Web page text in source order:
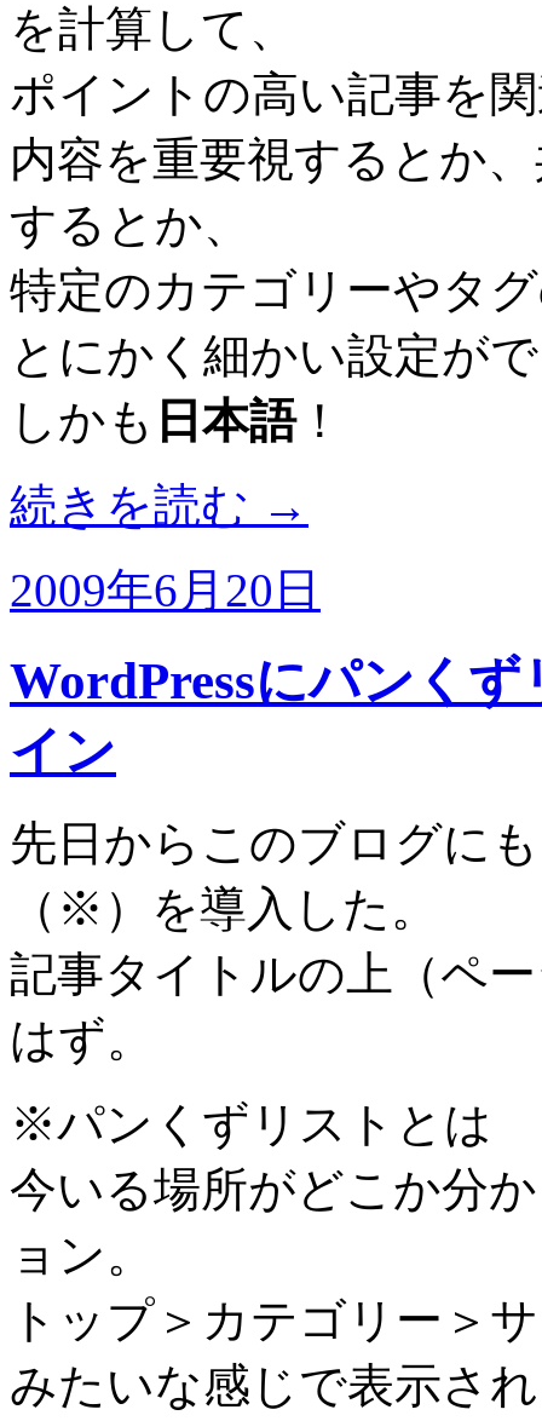
を計算して、
ポイントの高い記事を
内容を重要視するとか
するとか、
特定のカテゴリーやタ
とにかく細かい設定が
しかも 日本語！
続きを読む →
2009年6月20日
WordPressにパンく
イン
先日からこのブログに
（※）を導入した。
記事タイトルの上（ペ
はず。
※パンくずリストとは
今いる場所がどこか分
ョン。
トップ＞カテゴリー＞
みたいな感じで表示さ